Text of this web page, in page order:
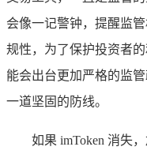
会像一记警钟，提醒监
规性，为了保护投资者
能会出台更加严格的监
一道坚固的防线。
如果 imToken 消失